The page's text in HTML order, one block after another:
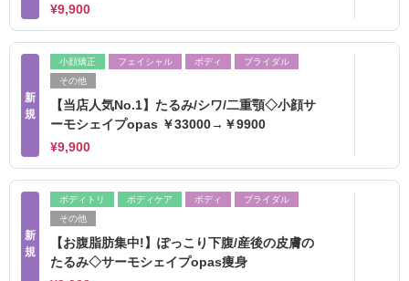
¥9,900
新
規
小顔矯正 フェイシャル ボディ
ブライダル
その他
【当店人気No.1】たるみ/シワ/二重顎◇小顔サ
ーモシェイプopas ￥33000→￥9900
¥9,900
新
規
ボディトリ ボディケア ボディ
ブライダル
その他
【お腹脂肪集中!】ぽっこり下腹/産後の皮膚の
たるみ◇サーモシェイプopas痩身